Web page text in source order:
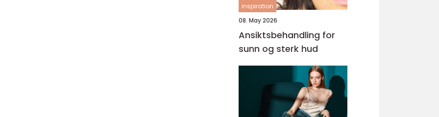
inspiration
08. May 2026
Ansiktsbehandling for
sunn og sterk hud